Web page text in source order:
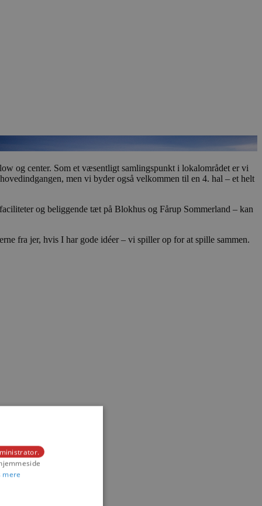
og center. Som et væsentligt samlingspunkt i lokalområdet er vi
men vi byder også velkommen til en 4. hal – et helt
og beliggende tæt på Blokhus og Fårup Sommerland – kan
fra jer, hvis I har gode idéer – vi spiller op for at spille sammen.
mere